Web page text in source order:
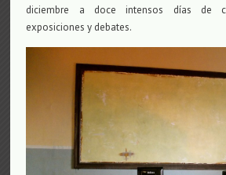
diciembre a doce intensos días de
exposiciones y debates.